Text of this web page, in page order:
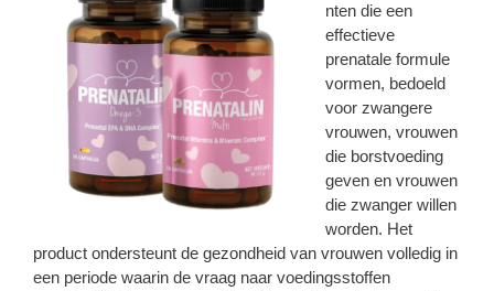
nten die een
effectieve
prenatale formule
vormen, bedoeld
voor zwangere
vrouwen, vrouwen
die borstvoeding
geven en vrouwen
die zwanger willen
worden. Het
product ondersteunt de gezondheid van vrouwen volledig in
een periode waarin de vraag naar voedingsstoffen